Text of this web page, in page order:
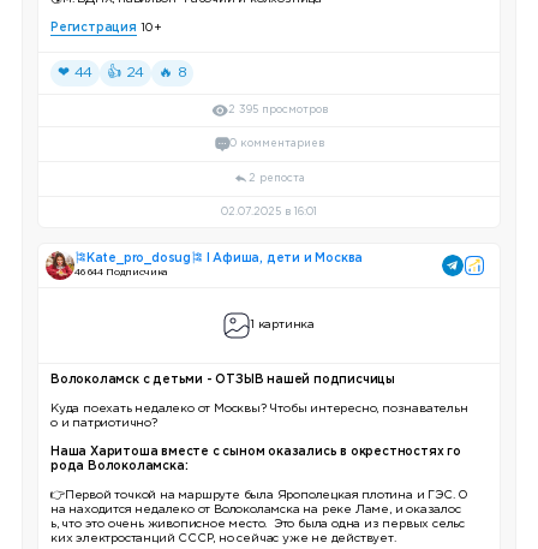
Регистрация 10+
❤ 44 👍 24 🔥 8
2 395 просмотров
0 комментариев
2 репоста
02.07.2025 в 16:01
🎏Kate_pro_dosug🎏 I Афиша, дети и Москва
46 644 Подписчика
1 картинка
Волоколамск с детьми - ОТЗЫВ нашей подписчицы
Куда поехать недалеко от Москвы? Чтобы интересно, познавательн
о и патриотично?
Наша Харитоша вместе с сыном оказались в окрестностях го
рода Волоколамска:
👉Первой точкой на маршруте была Ярополецкая плотина и ГЭС. О
на находится недалеко от Волоколамска на реке Ламе, и оказалос
ь, что это очень живописное место. Это была одна из первых сельс
ких электростанций СССР, но сейчас уже не действует.